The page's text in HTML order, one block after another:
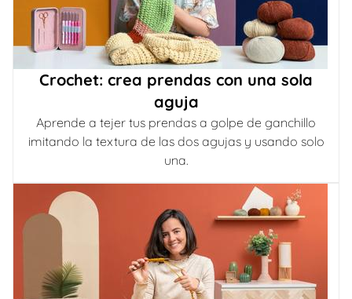
Crochet: crea prendas con una sola
aguja
Aprende a tejer tus prendas a golpe de ganchillo
imitando la textura de las dos agujas y usando solo
una.